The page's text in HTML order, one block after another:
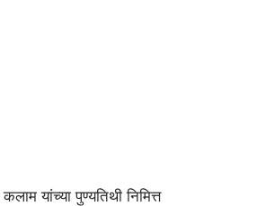
यांच्या पुण्यतिथी निमित्त